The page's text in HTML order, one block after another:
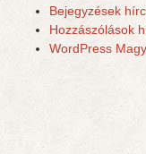
Bejegyzések
Hozzászólások
WordPress